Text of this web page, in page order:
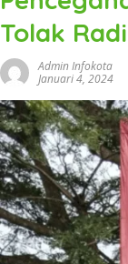
Tolak
Admin Infokota
Januari 4, 2024